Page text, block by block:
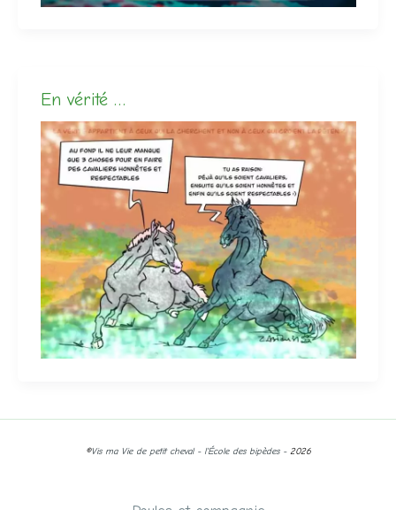
En vérité …
©Vis ma Vie de petit cheval - l'École des bipèdes - 2026